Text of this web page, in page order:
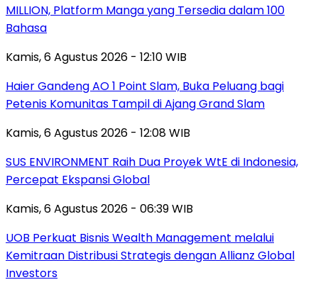
MILLION, Platform Manga yang Tersedia dalam 100
Bahasa
Kamis, 6 Agustus 2026 - 12:10 WIB
Haier Gandeng AO 1 Point Slam, Buka Peluang bagi
Petenis Komunitas Tampil di Ajang Grand Slam
Kamis, 6 Agustus 2026 - 12:08 WIB
SUS ENVIRONMENT Raih Dua Proyek WtE di Indonesia,
Percepat Ekspansi Global
Kamis, 6 Agustus 2026 - 06:39 WIB
UOB Perkuat Bisnis Wealth Management melalui
Kemitraan Distribusi Strategis dengan Allianz Global
Investors